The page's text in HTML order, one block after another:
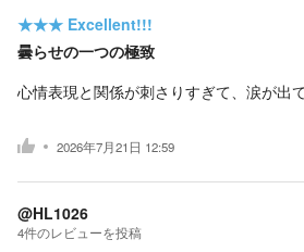
★★★ Excellent!!!
曇らせの一つの極致
心情表現と関係が刺さりすぎて、涙が出て
2026年7月21日 12:59
@HL1026
4件のレビューを投稿